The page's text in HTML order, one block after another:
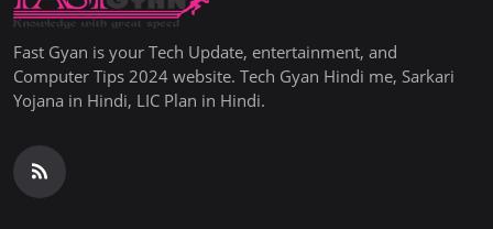
Fast Gyan is your Tech Update, entertainment, and
Computer Tips 2024 website. Tech Gyan Hindi me, Sarkari
Yojana in Hindi, LIC Plan in Hindi.